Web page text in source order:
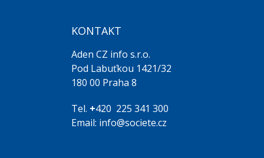
KONTAKT
Aden CZ info s.r.o.
Pod Labuťkou 1421/32
180 00 Praha 8
Tel. +420 225 341 300
Email: info@societe.cz